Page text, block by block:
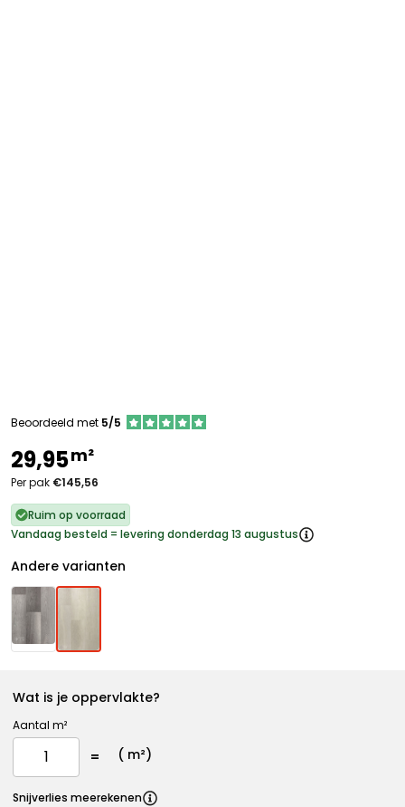
Beoordeeld met 5/5
29,95m²
Per pak €145,56
Ruim op voorraad
Vandaag besteld = levering donderdag 13 augustus
Andere varianten
Wat is je oppervlakte?
Aantal m²
( m²)
Snijverlies meerekenen